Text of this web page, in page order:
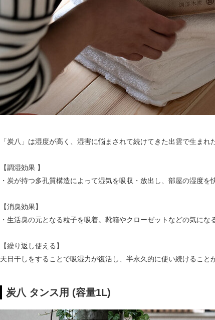
「炭八」は湿度が高く、湿害に悩まされて続けてきた出雲で生まれ
【調湿効果 】
・炭が持つ多孔質構造によって湿気を吸収・放出し、部屋の湿度を
【消臭効果】
・生活臭の元となる粒子を吸着。靴箱やクローゼットなどの気にな
【繰り返し使える】
天日干しをすることで吸湿力が復活し、半永久的に使い続けること
炭八 タンス用 (容量1L)